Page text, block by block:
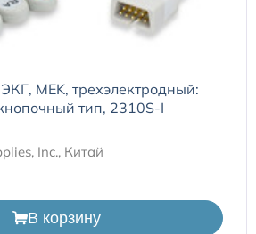
MEK, трехэлектродный:
тип, 2310S-I
Inc., Китай
В корзину